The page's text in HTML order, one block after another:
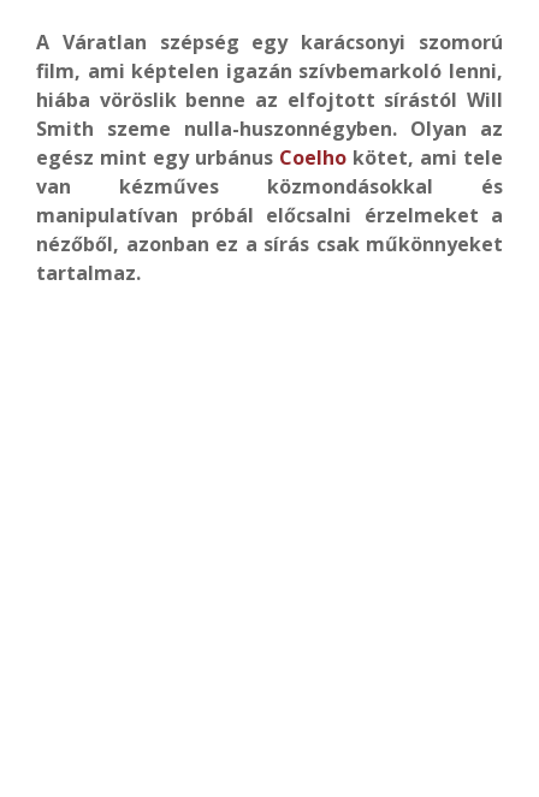
A Váratlan szépség egy karácsonyi szomorú
film, ami képtelen igazán szívbemarkoló lenni,
hiába vöröslik benne az elfojtott sírástól Will
Smith szeme nulla-huszonnégyben. Olyan az
egész mint egy urbánus Coelho kötet, ami tele
van kézműves közmondásokkal és
manipulatívan próbál előcsalni érzelmeket a
nézőből, azonban ez a sírás csak műkönnyeket
tartalmaz.